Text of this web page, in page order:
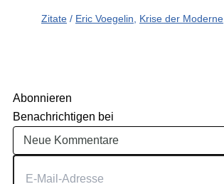
Zitate / Eric Voegelin Krise der Moderne
Abonnieren
Benachrichtigen bei